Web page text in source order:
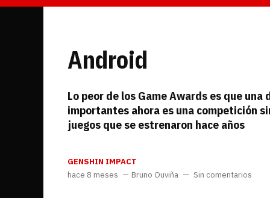
Android
Lo peor de los Game Awards es que una
importantes ahora es una competición
juegos que se estrenaron hace años
GENSHIN IMPACT
hace 8 meses
Bruno Ouviña Sin comentarios
Whatsapp
TwitchTikTokInstagram